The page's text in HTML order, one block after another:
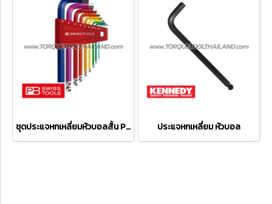
ชุดประแจหกเหลี่ยมหัวบอลสั้น PB212H-10RB ประแจหกเหลี่ยม หัวบอล